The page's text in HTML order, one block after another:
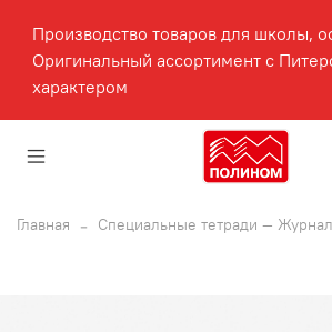
Производство товаров для школы,
Оригинальный ассортимент с
характером
Главная Специальные тетради —